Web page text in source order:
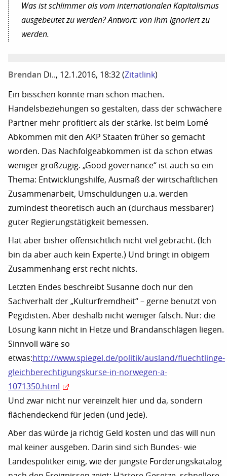
Was ist schlimmer als vom internationalen Kapitalismus
ausgebeutet zu werden? Antwort: von ihm ignoriert zu
werden.
Brendan Di.., 12.1.2016, 18:32 (Zitatlink)
Ein bisschen könnte man schon machen.
Handelsbeziehungen so gestalten, dass der schwächere
Partner mehr profitiert als der stärke. Ist beim Lomé
Abkommen mit den AKP Staaten früher so gemacht
worden. Das Nachfolgeabkommen ist da schon etwas
weniger großzügig. „Good governance“ ist auch so ein
Thema: Entwicklungshilfe, Ausmaß der wirtschaftlichen
Zusammenarbeit, Umschuldungen u.a. werden
zumindest theoretisch auch an (durchaus messbarer)
guter Regierungstätigkeit bemessen.
Hat aber bisher offensichtlich nicht viel gebracht. (Ich
bin da aber auch kein Experte.) Und bringt in obigem
Zusammenhang erst recht nichts.
Letzten Endes beschreibt Susanne doch nur den
Sachverhalt der „Kulturfremdheit“ – gerne benutzt von
Pegidisten. Aber deshalb nicht weniger falsch. Nur: die
Lösung kann nicht in Hetze und Brandanschlägen liegen.
Sinnvoll wäre so
etwas:http://www.spiegel.de/politik/ausland/fluechtlinge-
gleichberechtigungskurse-in-norwegen-a-
1071350.html
Und zwar nicht nur vereinzelt hier und da, sondern
flächendeckend für jeden (und jede).
Aber das würde ja richtig Geld kosten und das will nun
mal keiner ausgeben. Darin sind sich Bundes- wie
Landespolitker einig, wie der jüngste Forderungskatalog